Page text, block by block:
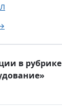
в рубрике